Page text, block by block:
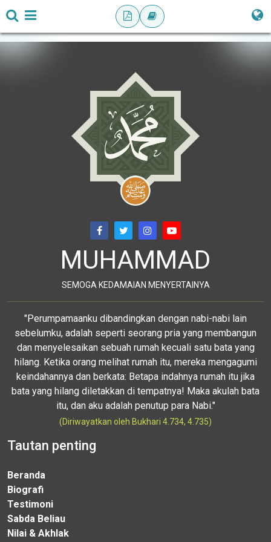
MUHAMMAD
SEMOGA KEDAMAIAN MENYERTAINYA
"Perumpamaanku dibandingkan dengan nabi-nabi lain
sebelumku, adalah seperti seorang pria yang membangun
dan menyelesaikan sebuah rumah kecuali satu bata yang
hilang. Ketika orang melihat rumah itu, mereka mengagumi
keindahannya dan berkata: Betapa indahnya rumah itu jika
bata yang hilang diletakkan di tempatnya! Maka akulah bata
itu, dan aku adalah penutup para Nabi."
(Diriwayatkan oleh Bukhari 4.734, 4.735)
Tautan penting
Beranda
Biografi
Testimoni
Sabda Beliau
Nilai & Akhlak